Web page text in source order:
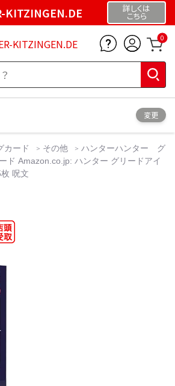
KITZINGEN.DE 詳しくは
こちら
KITZINGEN.DE 0
変更
カード その他
ハンターハンター グ
ド Amazon.co.jp: ハンター グリードアイ
呪文